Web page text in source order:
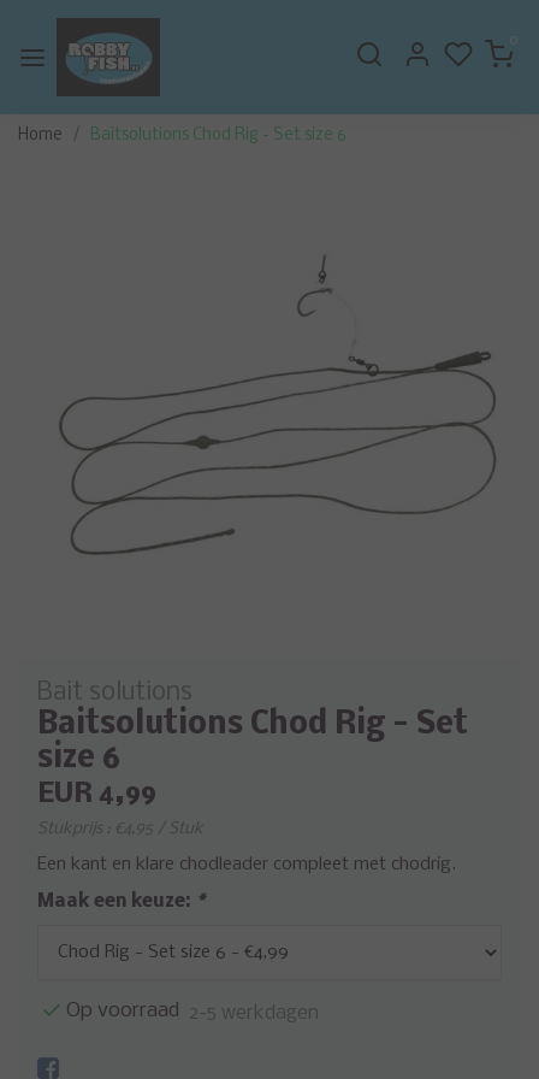
0
Home Baitsolutions Chod Rig - Set size 6
Bait solutions
Baitsolutions Chod Rig - Set
size 6
EUR 4,99
Stukprijs : €4,95 / Stuk
Een kant en klare chodleader compleet met chodrig.
Maak een keuze: *
Op voorraad 2-5 werkdagen